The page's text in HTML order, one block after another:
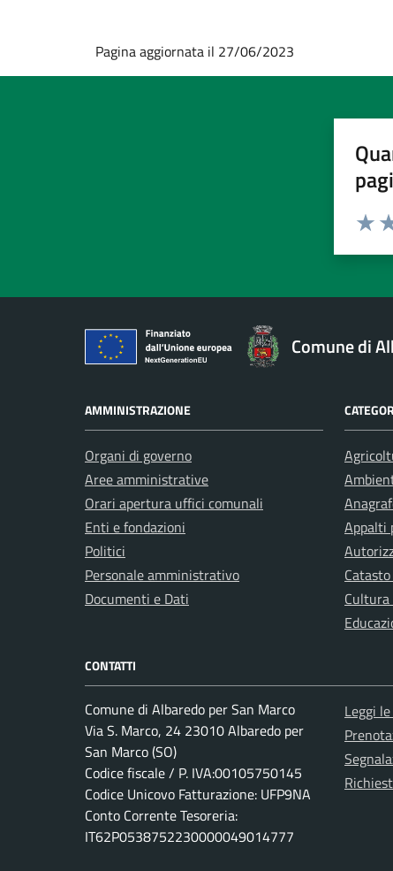
Pagina aggiornata il 27/06/2023
Comune di
AMMINISTRAZIONE
Organi di governo
Aree amministrative
Orari apertura uffici comunali
Enti e fondazioni
Politici
Personale amministrativo
Documenti e Dati
Appalti
CONTATTI
Comune di Albaredo per San Marco
Via S. Marco, 24 23010 Albaredo per
San Marco (SO)
Codice fiscale / P. IVA:00105750145
Codice Unicovo Fatturazione: UFP9NA
Conto Corrente Tesoreria:
IT62P0538752230000049014777
Leggi le